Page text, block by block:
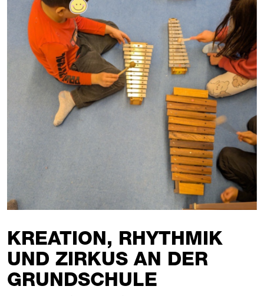
KREATION, RHYTHMIK
UND ZIRKUS AN DER
GRUNDSCHULE